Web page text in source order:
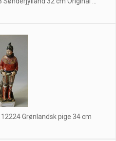
Grønlandsk pige 34 cm